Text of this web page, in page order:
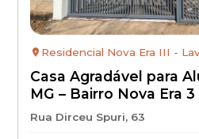
Residencial Nova Era III -
Casa Agradável para
MG – Bairro Nova Era
1.000 + IPTU + Seguro
Rua Dirceu Spuri, 63